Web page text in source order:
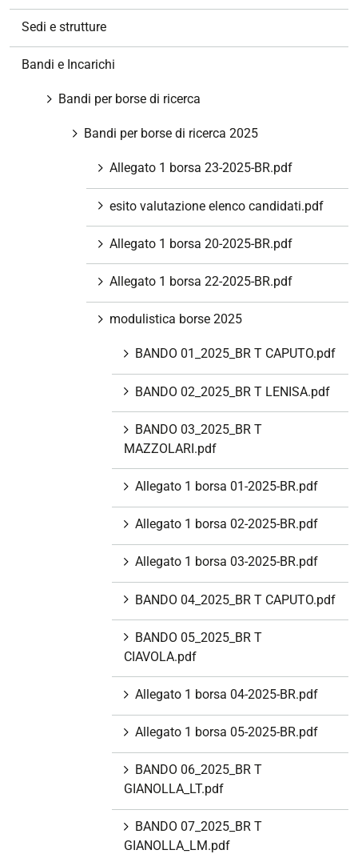
Sedi e strutture
Bandi e Incarichi
Bandi per borse di ricerca
Bandi per borse di ricerca 2025
Allegato 1 borsa 23-2025-BR.pdf
esito valutazione elenco candidati.pdf
Allegato 1 borsa 20-2025-BR.pdf
Allegato 1 borsa 22-2025-BR.pdf
modulistica borse 2025
BANDO 01_2025_BR T CAPUTO.pdf
BANDO 02_2025_BR T LENISA.pdf
BANDO 03_2025_BR T
MAZZOLARI.pdf
Allegato 1 borsa 01-2025-BR.pdf
Allegato 1 borsa 02-2025-BR.pdf
Allegato 1 borsa 03-2025-BR.pdf
BANDO 04_2025_BR T CAPUTO.pdf
BANDO 05_2025_BR T
CIAVOLA.pdf
Allegato 1 borsa 04-2025-BR.pdf
Allegato 1 borsa 05-2025-BR.pdf
BANDO 06_2025_BR T
GIANOLLA_LT.pdf
BANDO 07_2025_BR T
GIANOLLA_LM.pdf